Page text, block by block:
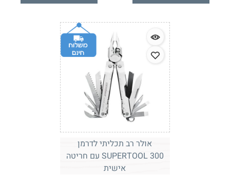
אולר רב תכליתי לדרמן
SUPERTOOL 300 עם חריטה
אישית